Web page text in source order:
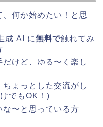
何か始めたい！と思
成 AI に無料で触れてみ
けど、ゆる〜く楽し
ょっとした交流がし
でもOK！)
な〜と思っている方